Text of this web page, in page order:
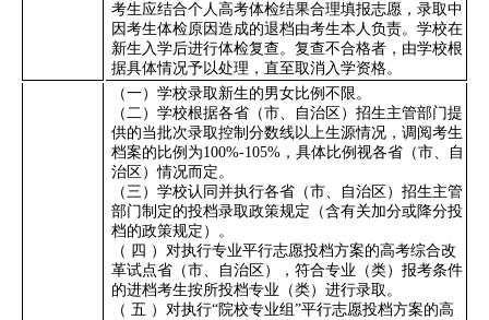
考生应结合个人高考体检结果合理填报志愿，录取中
因考生体检原因造成的退档由考生本人负责。学校在
新生入学后进行体检复查。复查不合格者，由学校根
据具体情况予以处理，直至取消入学资格。
（一）学校录取新生的男女比例不限。
（二）学校根据各省（市、自治区）招生主管部门提
供的当批次录取控制分数线以上生源情况，调阅考生
档案的比例为100%-105%，具体比例视各省（市、自
治区）情况而定。
（三）学校认同并执行各省（市、自治区）招生主管
部门制定的投档录取政策规定（含有关加分或降分投
档的政策规定）。
（ 四 ）对执行专业平行志愿投档方案的高考综合改
革试点省（市、自治区），符合专业（类）报考条件
的进档考生按所投档专业（类）进行录取。
（ 五 ）对执行“院校专业组 ”平行志愿投档方案的高